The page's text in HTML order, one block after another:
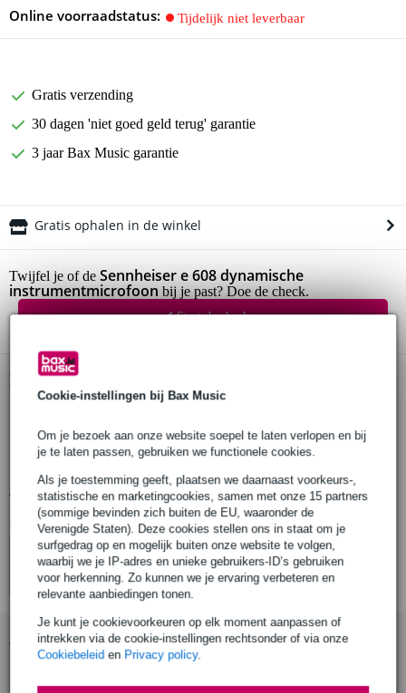
Cookie-instellingen bij Bax Music
Om je bezoek aan onze website soepel te laten verlopen en bij
je te laten passen, gebruiken we functionele cookies.
Als je toestemming geeft, plaatsen we daarnaast voorkeurs-,
statistische en marketingcookies, samen met onze 15 partners
(sommige bevinden zich buiten de EU, waaronder de
Verenigde Staten). Deze cookies stellen ons in staat om je
surfgedrag op en mogelijk buiten onze website te volgen,
waarbij we je IP-adres en unieke gebruikers-ID’s gebruiken
voor herkenning. Zo kunnen we je ervaring verbeteren en
relevante aanbiedingen tonen.
Je kunt je cookievoorkeuren op elk moment aanpassen of
intrekken via de cookie-instellingen rechtsonder of via onze
Cookiebeleid en Privacy policy.
Online voorraadstatus: Tijdelijk niet leverbaar
Gratis verzending
30 dagen 'niet goed geld terug' garantie
3 jaar Bax Music garantie
Gratis ophalen in de winkel
Twijfel je of de Sennheiser e 608 dynamische
instrumentmicrofoon bij je past? Doe de check.
Start de check
Productinformatie
dynamische instrumentmicrofoon
stevige, lichte glasvezelbehuizing
Bekijk alle productspecificaties
Bekijk ook eens (4)
Accessoires (16)